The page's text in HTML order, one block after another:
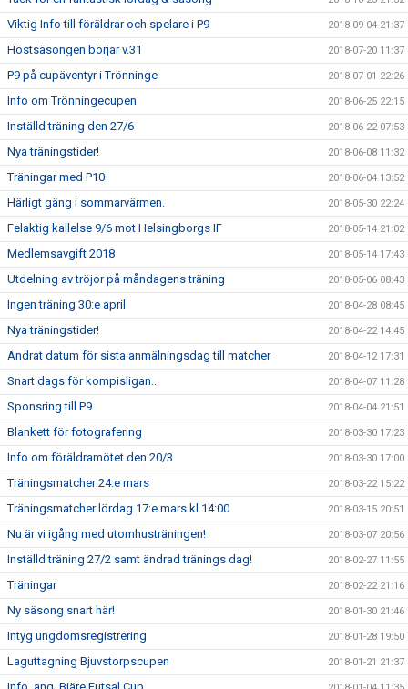
Viktig Info till föräldrar och spelare i P9 2018-09-04 21:37
Höstsäsongen börjar v.31 2018-07-20 11:37
P9 på cupäventyr i Trönninge 2018-07-01 22:26
Info om Trönningecupen 2018-06-25 22:15
Inställd träning den 27/6 2018-06-22 07:53
Nya träningstider! 2018-06-08 11:32
Träningar med P10 2018-06-04 13:52
Härligt gäng i sommarvärmen. 2018-05-30 22:24
Felaktig kallelse 9/6 mot Helsingborgs IF 2018-05-14 21:02
Medlemsavgift 2018 2018-05-14 17:43
Utdelning av tröjor på måndagens träning 2018-05-06 08:43
Ingen träning 30:e april 2018-04-28 08:45
Nya träningstider! 2018-04-22 14:45
Ändrat datum för sista anmälningsdag till matcher 2018-04-12 17:31
Snart dags för kompisligan... 2018-04-07 11:28
Sponsring till P9 2018-04-04 21:51
Blankett för fotografering 2018-03-30 17:23
Info om föräldramötet den 20/3 2018-03-30 17:00
Träningsmatcher 24:e mars 2018-03-22 15:22
Träningsmatcher lördag 17:e mars kl.14:00 2018-03-15 20:51
Nu är vi igång med utomhusträningen! 2018-03-07 20:56
Inställd träning 27/2 samt ändrad tränings dag! 2018-02-27 11:55
Träningar 2018-02-22 21:16
Ny säsong snart här! 2018-01-30 21:46
Intyg ungdomsregistrering 2018-01-28 19:50
Laguttagning Bjuvstorpscupen 2018-01-21 21:37